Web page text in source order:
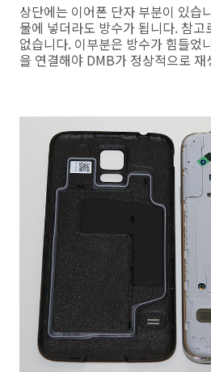
상단에는 이어폰 단자 부분이 있습
물에 넣더라도 방수가 됩니다. 참
없습니다. 이부분은 방수가 힘들었
을 연결해야 DMB가 정상적으로 재